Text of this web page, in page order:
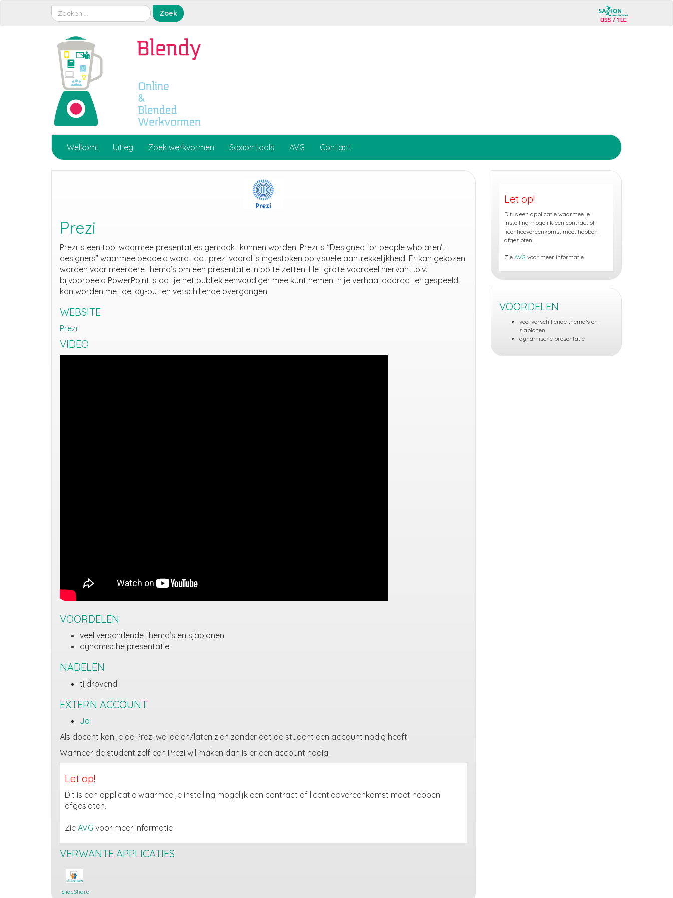
Welkom! Uitleg Zoek werkvormen Saxion tools AVG Contact
Prezi
Prezi is een tool waarmee presentaties gemaakt kunnen worden. Prezi is “Designed for people who aren’t
designers” waarmee bedoeld wordt dat prezi vooral is ingestoken op visuele aantrekkelijkheid. Er kan gekozen
worden voor meerdere thema’s om een presentatie in op te zetten. Het grote voordeel hiervan t.o.v.
bijvoorbeeld PowerPoint is dat je het publiek eenvoudiger mee kunt nemen in je verhaal doordat er gespeeld
kan worden met de lay-out en verschillende overgangen.
WEBSITE
Prezi
VIDEO
VOORDELEN
veel verschillende thema’s en sjablonen
dynamische presentatie
NADELEN
tijdrovend
EXTERN ACCOUNT
Ja
Als docent kan je de Prezi wel delen/laten zien zonder dat de student een account nodig heeft.
Wanneer de student zelf een Prezi wil maken dan is er een account nodig.
Let op!
Dit is een applicatie waarmee je instelling mogelijk een contract of licentieovereenkomst moet hebben
afgesloten.
Zie AVG voor meer informatie
VERWANTE APPLICATIES
SlideShare
Let op!
Dit is een applicatie waarmee je
instelling mogelijk een contract of
licentieovereenkomst moet hebben
afgesloten.
Zie AVG voor meer informatie
VOORDELEN
veel verschillende thema’s en
sjablonen
dynamische presentatie